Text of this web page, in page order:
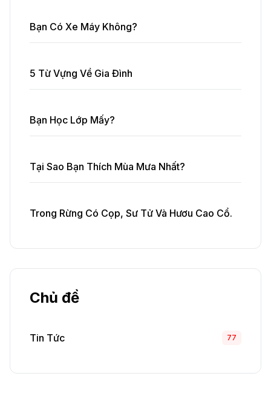
Bạn Có Xe Máy Không?
5 Từ Vựng Về Gia Đình
Bạn Học Lớp Mấy?
Tại Sao Bạn Thích Mùa Mưa Nhất?
Trong Rừng Có Cọp, Sư Tử Và Hươu Cao Cổ.
Chủ đề
Tin Tức 77